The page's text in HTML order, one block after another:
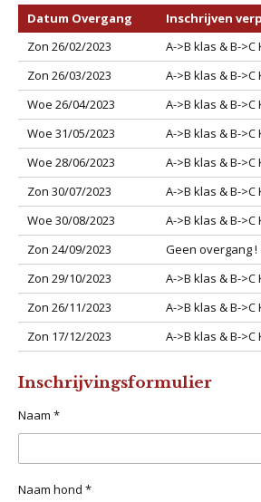
Datum Overgang
Inschrijven
Zon 26/02/2023
A->B klas & B->C
Zon 26/03/2023
A->B klas & B->C
Woe 26/04/2023
A->B klas & B->C
Woe 31/05/2023
A->B klas & B->C
Woe 28/06/2023
A->B klas & B->C
Zon 30/07/2023
A->B klas & B->C
Woe 30/08/2023
A->B klas & B->C
Zon 24/09/2023
Geen overgang !
Zon 29/10/2023
A->B klas & B->C
Zon 26/11/2023
A->B klas & B->C
Zon 17/12/2023
A->B klas & B->C
Inschrijvingsformulier
Naam *
Naam hond *